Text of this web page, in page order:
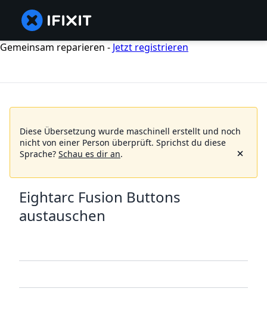
Gemeinsam reparieren - Jetzt registrieren
Diese Übersetzung wurde maschinell erstellt und noch
nicht von einer Person überprüft. Sprichst du diese
Sprache? Schau es dir an.
Eightarc Fusion Buttons
austauschen